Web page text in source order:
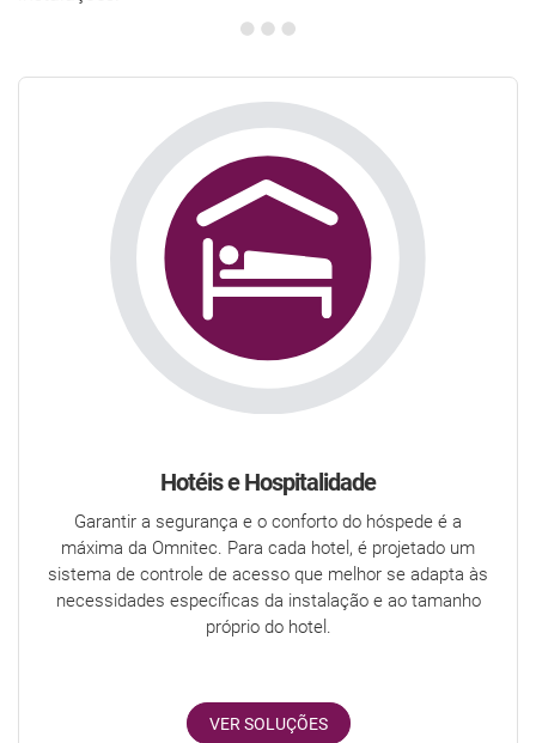
Hotéis e Hospitalidade
Garantir a segurança e o conforto do hóspede é a
máxima da Omnitec. Para cada hotel, é projetado um
sistema de controle de acesso que melhor se adapta às
necessidades específicas da instalação e ao tamanho
próprio do hotel.
VER SOLUÇÕES